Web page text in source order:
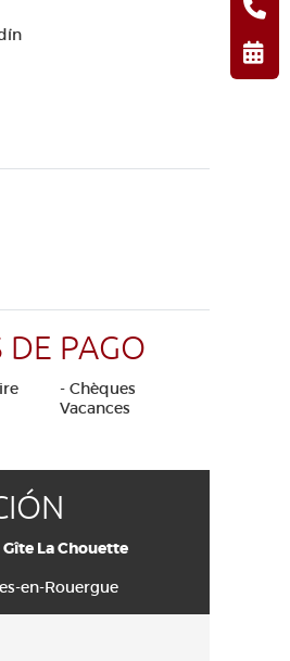
DE PAGO
- Chèques
Vacances
La Chouette
en-Rouergue